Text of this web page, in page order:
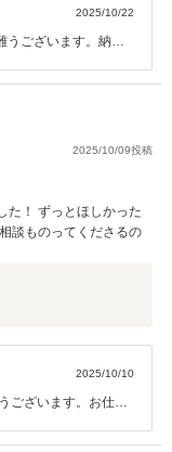
2025/10/22
ございます。納車
のオイル交換＆点検
九州はもとより近々
ハイエースでござい
フへのご配慮に感謝
らかもメンテナンス
2025/10/09投稿
た！ ずっとほしかった
2025/10/10
ございます。お仕事
子様も喜んでいただ